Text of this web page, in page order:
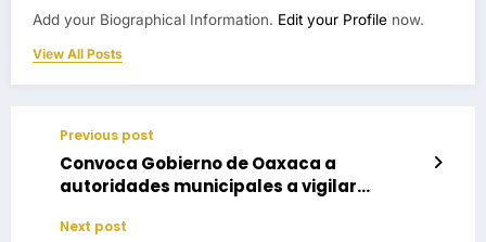
Add your Biographical Information. Edit your Profile now.
View All Posts
Previous post
Convoca Gobierno de Oaxaca a
autoridades municipales a vigilar
Next post